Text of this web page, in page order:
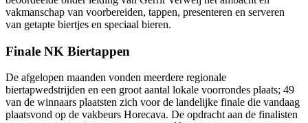
vakmanschap van voorbereiden, tappen, presenteren en serveren
van getapte biertjes en speciaal bieren.
Finale NK Biertappen
De afgelopen maanden vonden meerdere regionale
biertapwedstrijden en een groot aantal lokale voorrondes plaats; 49
van de winnaars plaatsten zich voor de landelijke finale die vandaag
plaatsvond op de vakbeurs Horecava. De opdracht aan de finalisten